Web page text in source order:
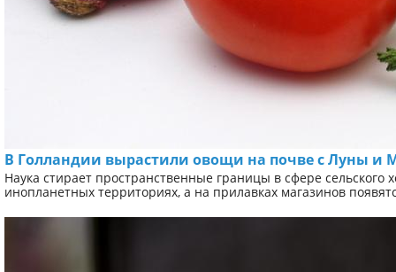
В Голландии вырастили овощи на почве с Луны и
Наука стирает пространственные границы в сфере
инопланетных территориях, а на прилавках магазинов